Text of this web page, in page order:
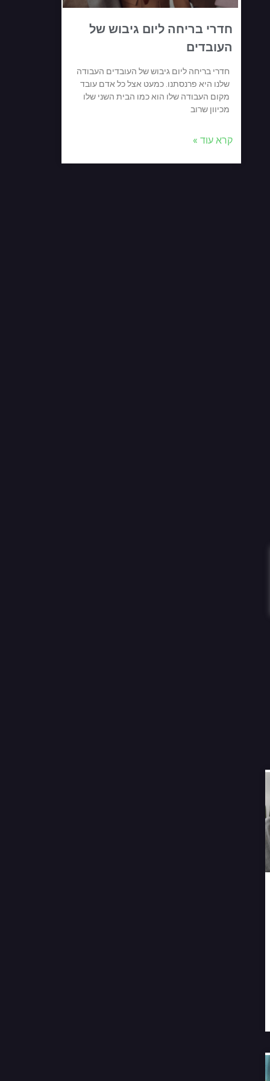
חדרי בריחה ליום גיבוש של
העובדים
חדרי בריחה ליום גיבוש של העובדים העבודה
שלנו היא פרנסתנו. כמעט אצל כל אדם עובד
מקום העבודה שלו הוא כמו הבית השני שלו
מכיוון שרוב
קרא עוד »